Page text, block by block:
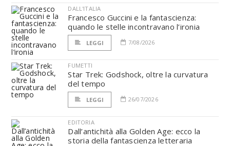
DALL'ITALIA
Francesco Guccini e la fantascienza:
quando le stelle incontravano l’ironia
LEGGI 7/08/2026
FUMETTI
Star Trek: Godshock, oltre la curvatura
del tempo
LEGGI 26/07/2026
EDITORIA
Dall’antichità alla Golden Age: ecco la
storia della fantascienza letteraria